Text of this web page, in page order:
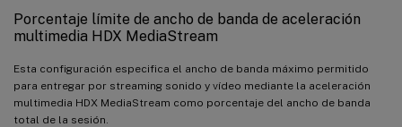
Porcentaje límite de ancho de banda de aceleración
multimedia HDX MediaStream
Esta configuración especifica el ancho de banda máximo permitido
para entregar por streaming sonido y vídeo mediante la aceleración
multimedia HDX MediaStream como porcentaje del ancho de banda
total de la sesión.